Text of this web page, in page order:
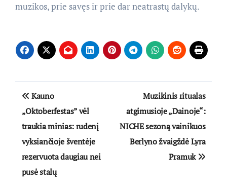
muzikos, prie savęs ir prie dar neatrastų dalykų.
Navigacija
tarp
įrašų
Kauno
„Oktoberfestas” vėl
traukia minias: rudenį
vyksiančioje šventėje
rezervuota daugiau nei
pusė stalų
Muzikinis ritualas
atgimusioje „Dainoje“:
NICHE sezoną vainikuos
Berlyno žvaigždė Lyra
Pramuk